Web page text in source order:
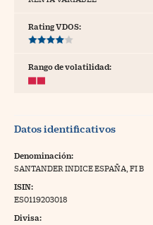
Rating VDOS:
Rango de volatilidad:
Datos identificativos
Denominación:
SANTANDER INDICE ESPAÑA, FI B
ISIN:
ES0119203018
Divisa: